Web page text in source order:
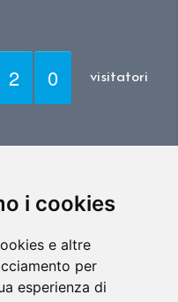
i cookies
e altre
per
esperienza di
2 0 visitatori